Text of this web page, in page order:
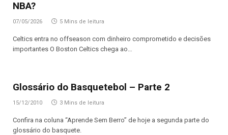
NBA?
07/05/2026 5 Mins de leitura
Celtics entra no offseason com dinheiro comprometido e decisões
importantes O Boston Celtics chega ao…
Glossário do Basquetebol – Parte 2
15/12/2010 3 Mins de leitura
Confira na coluna “Aprende Sem Berro” de hoje a segunda parte do
glossário do basquete.